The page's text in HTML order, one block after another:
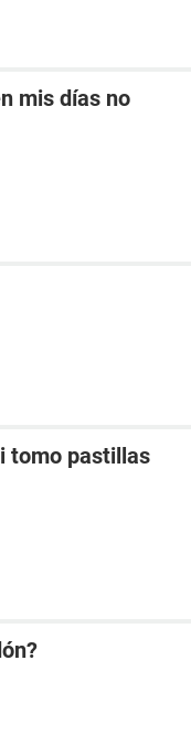
mis días no
tomo pastillas